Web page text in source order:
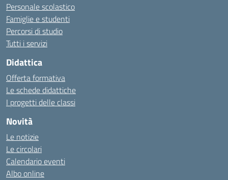
Personale scolastico
Famiglie e studenti
Percorsi di studio
Tutti i servizi
Didattica
Offerta formativa
Le schede didattiche
I progetti delle classi
Novità
Le notizie
Le circolari
Calendario eventi
Albo online